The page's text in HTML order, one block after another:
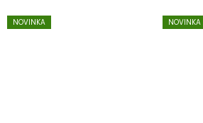
NOVINKA NOVINKA